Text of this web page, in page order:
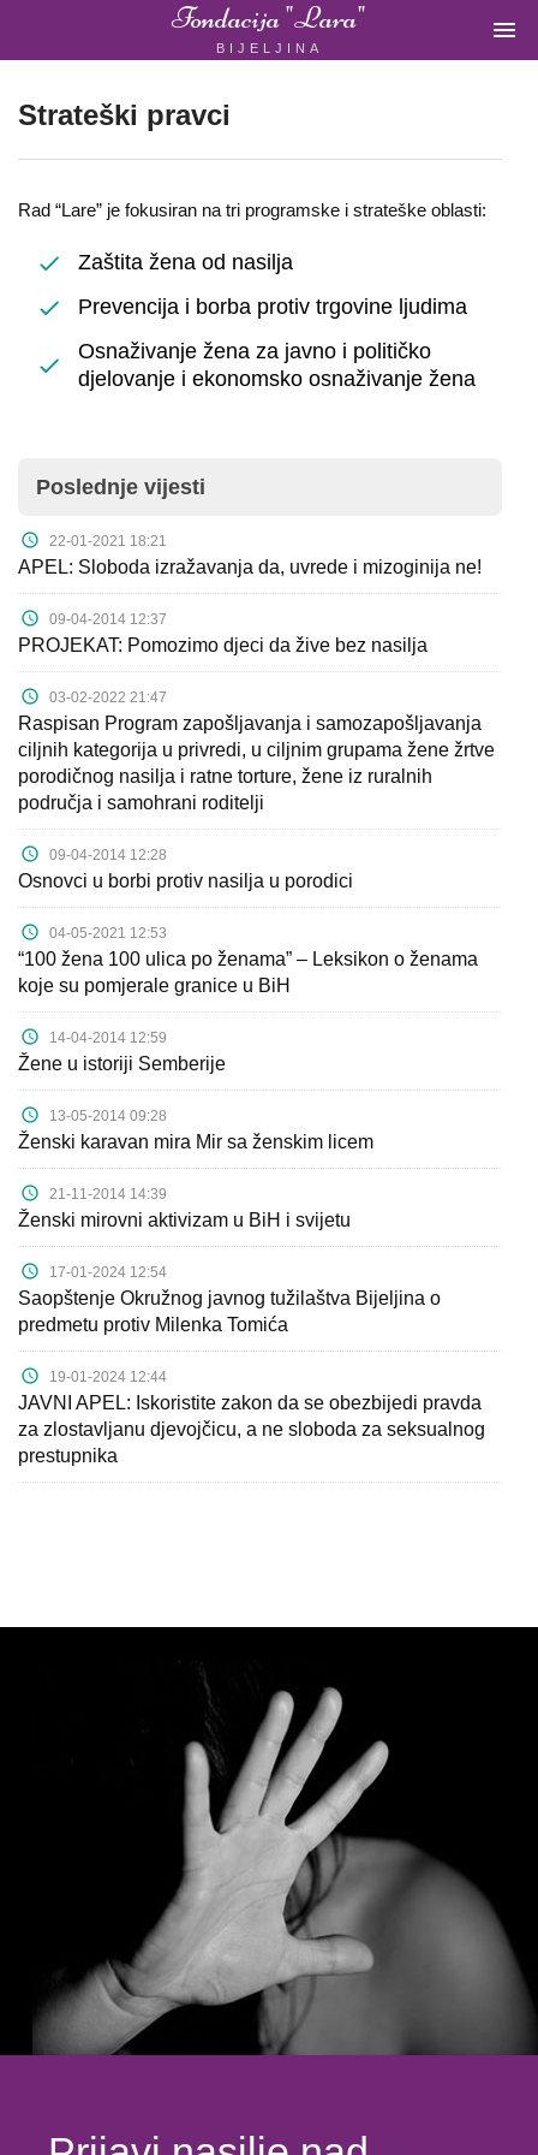
Fondacija "Lara"
BIJELJINA

ORGANIZACIJA
Fondacija
"Lara"
Bijeljina
Početna
O
nama
Aktuelnosti
Mir
sa
ženskim
licem
Sigurna
kuća
Pravna
pomoć
Antitrafiking
Kampanje
Dokumenti
Javni
pozivi
English
Kontakt
Strateški pravci
Rad “Lare” je fokusiran na tri programske i strateške oblasti:
Zaštita žena od nasilja
Prevencija i borba protiv trgovine ljudima
Osnaživanje žena za javno i političko
djelovanje i ekonomsko osnaživanje žena
Poslednje vijesti
22-01-2021 18:21
APEL: Sloboda izražavanja da, uvrede i mizoginija ne!
09-04-2014 12:37
PROJEKAT: Pomozimo djeci da žive bez nasilja
03-02-2022 21:47
Raspisan Program zapošljavanja i samozapošljavanja
ciljnih kategorija u privredi, u ciljnim grupama žene žrtve
porodičnog nasilja i ratne torture, žene iz ruralnih
područja i samohrani roditelji
09-04-2014 12:28
Osnovci u borbi protiv nasilja u porodici
04-05-2021 12:53
“100 žena 100 ulica po ženama” – Leksikon o ženama
koje su pomjerale granice u BiH
14-04-2014 12:59
Žene u istoriji Semberije
13-05-2014 09:28
Ženski karavan mira Mir sa ženskim licem
21-11-2014 14:39
Ženski mirovni aktivizam u BiH i svijetu
17-01-2024 12:54
Saopštenje Okružnog javnog tužilaštva Bijeljina o
predmetu protiv Milenka Tomića
19-01-2024 12:44
JAVNI APEL: Iskoristite zakon da se obezbijedi pravda
za zlostavljanu djevojčicu, a ne sloboda za seksualnog
prestupnika